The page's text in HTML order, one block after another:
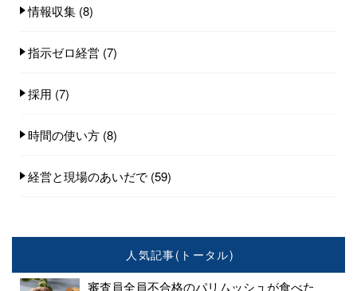
情報収集 (8)
指示ゼロ経営 (7)
採用 (7)
時間の使い方 (8)
経営と現場のあいだで (59)
人気記事(トータル)
審査員全員不合格のパリムッシュが食べた